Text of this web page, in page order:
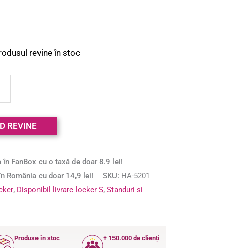
revine în stoc
FanBox cu o taxă de doar 8.9 lei!
România cu doar 14,9 lei!
SKU: HA-5201
, Disponibil livrare locker S,Standuri si
Produse în stoc
+ 150.000 de clienți